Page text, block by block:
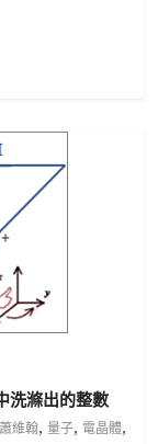
洗滌出的整數
蕭維翰,量子, 電晶體,